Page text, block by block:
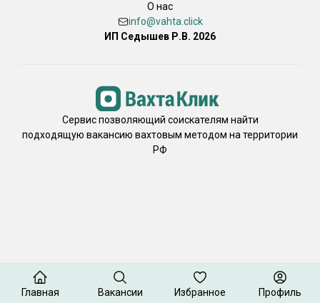
О нас
info@vahta.click
ИП Седышев Р.В. 2026
Сервис позволяющий соискателям найти
подходящую вакансию вахтовым методом на территории
РФ
Главная Вакансии Избранное Профиль